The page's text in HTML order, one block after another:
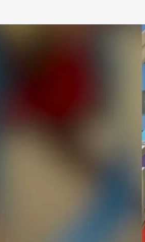
Así homenajeó Marta a sus abuelos tras su
Marta acudió a
Marta decidió no ir a
donde estaban sus
El vídeo de la sorpresa